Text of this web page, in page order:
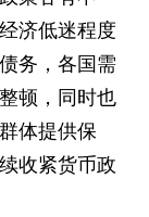
济低迷程度
务，各国需
顿，同时也
体提供保
收紧货币政